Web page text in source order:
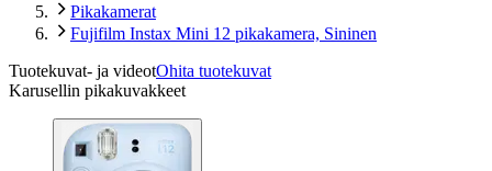
Pikakamerat
Fujifilm Instax Mini 12 pikakamera, Sininen
Tuotekuvat- ja videotOhita tuotekuvat
Karusellin pikakuvakkeet